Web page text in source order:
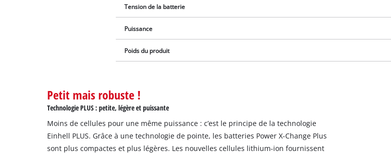
pouvoir charger Google Maps !
Management Platform
Tension de la batterie
Puissance
Poids du produit
Petit mais robuste !
Technologie PLUS : petite, légère et puissante
Moins de cellules pour une même puissance : c’est le principe de la technologie
Einhell PLUS. Grâce à une technologie de pointe, les batteries Power X-Change Plus
sont plus compactes et plus légères. Les nouvelles cellules lithium-ion fournissent